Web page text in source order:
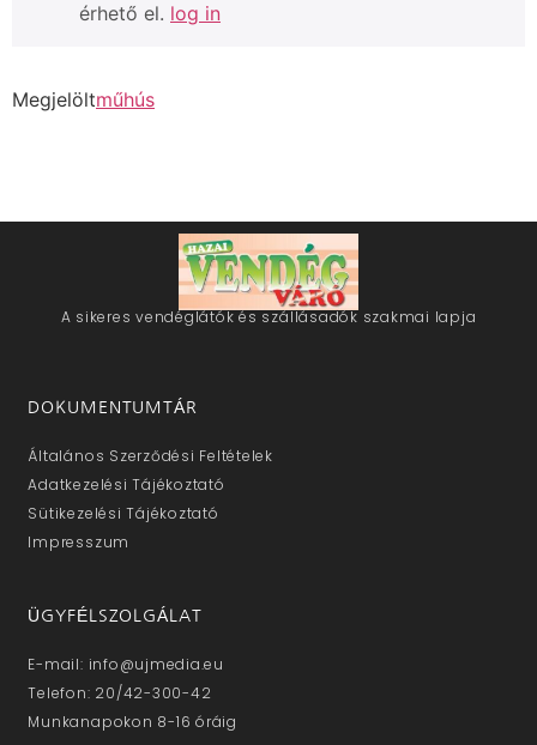
érhető el. log in
Megjelöltműhús
A sikeres vendéglátók és szállásadók szakmai lapja
DOKUMENTUMTÁR
Általános Szerződési Feltételek
Adatkezelési Tájékoztató
Sütikezelési Tájékoztató
Impresszum
ÜGYFÉLSZOLGÁLAT
E-mail: info@ujmedia.eu
Telefon: 20/42-300-42
Munkanapokon 8-16 óráig